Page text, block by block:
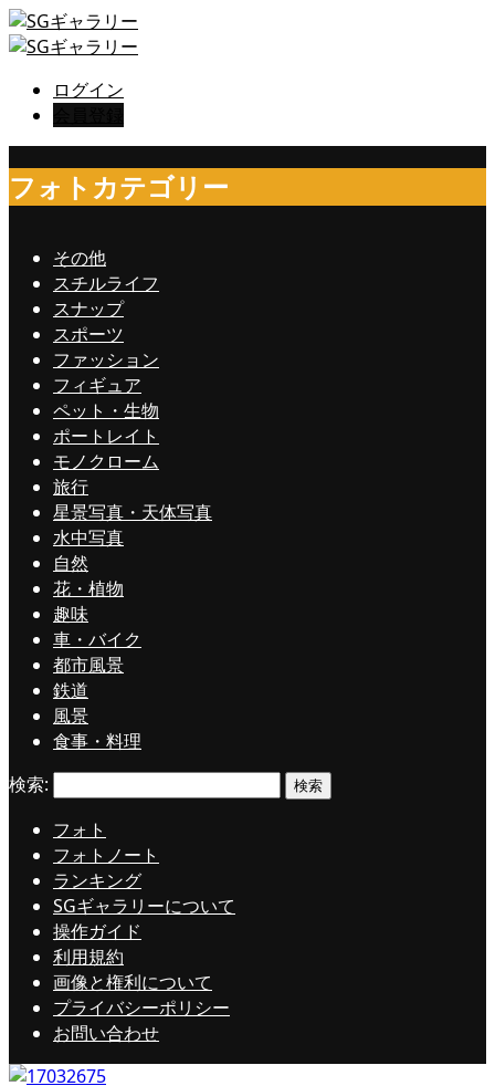
ログイン
フォトカテゴリー
その他
スチルライフ
スナップ
スポーツ
ファッション
フィギュア
ペット・生物
ポートレイト
モノクローム
旅行
星景写真・天体写真
水中写真
自然
花・植物
趣味
車・バイク
都市風景
鉄道
風景
食事・料理
フォト
フォトノート
ランキング
SGギャラリーについて
操作ガイド
利用規約
画像と権利について
プライバシーポリシー
お問い合わせ
検索: